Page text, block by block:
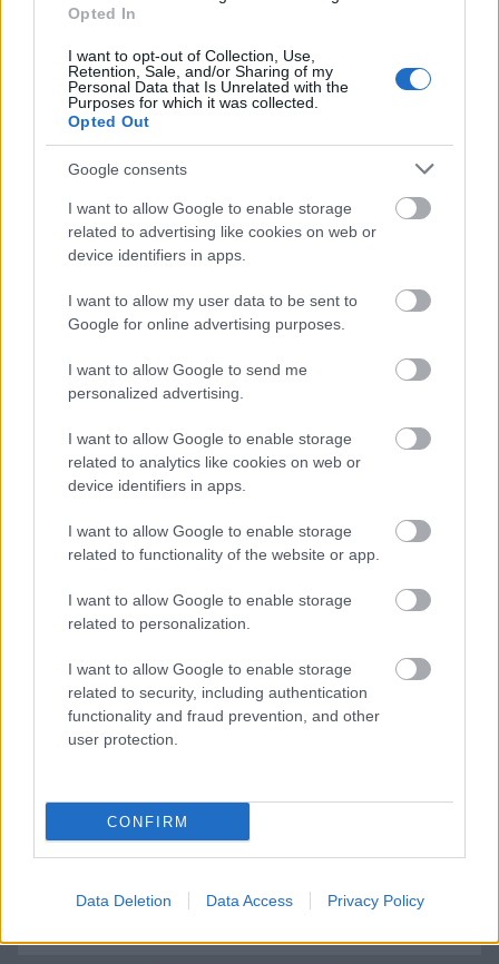
Opted In
I want to opt-out of Collection, Use,
Retention, Sale, and/or Sharing of my
Personal Data that Is Unrelated with the
Purposes for which it was collected.
Opted Out
Google consents
I want to allow Google to enable storage
related to advertising like cookies on web or
device identifiers in apps.
I want to allow my user data to be sent to
Google for online advertising purposes.
I want to allow Google to send me
personalized advertising.
I want to allow Google to enable storage
related to analytics like cookies on web or
device identifiers in apps.
I want to allow Google to enable storage
related to functionality of the website or app.
I want to allow Google to enable storage
related to personalization.
I want to allow Google to enable storage
related to security, including authentication
functionality and fraud prevention, and other
user protection.
CONFIRM
Data Deletion Data Access Privacy Policy
του Δασαρχείου
«Πιστεύαμε ότι δεν θα βγούμε ζωντανοί από το
αεροπλάνο. Ένα κομμάτι του προσώπου του
ήταν σαν πλαστελίνη»
Ανωτάτου Δικαστηρίου, θέλει να απολύσει ξανά
την κυβερνήτρια της Fed Λίζα Κουκ
το 2017 και βρέθηκε μετά από 9 χρόνια
πληρώσει για να ασελγήσει σε 10χρονο κορίτσι
σε προαύλιο σχολείου στο Μαρούσι
Μαγνησία: «Aκυβέρνητο» φορτηγό έκοψε στύλο
πολυκατοικία
οι δυνάμεις, 11 εναέρια στη μάχη της
κατάσβεσης
Σοκ στο μπάσκετ, πέθανε ξαφνικά ο προπονητής
Δημήτρης Καρατσώρης
Πάτρα: Σοκ, πέθανε στο Νοσοκομείο βρέφος
«Δεν υπάρχει κανένας λόγος να φοβόμαστε ή να
αποφεύγουμε τη θάλασσα», η Μαρίνα Βερνίκου
με λαγοκέφαλο στο χέρι